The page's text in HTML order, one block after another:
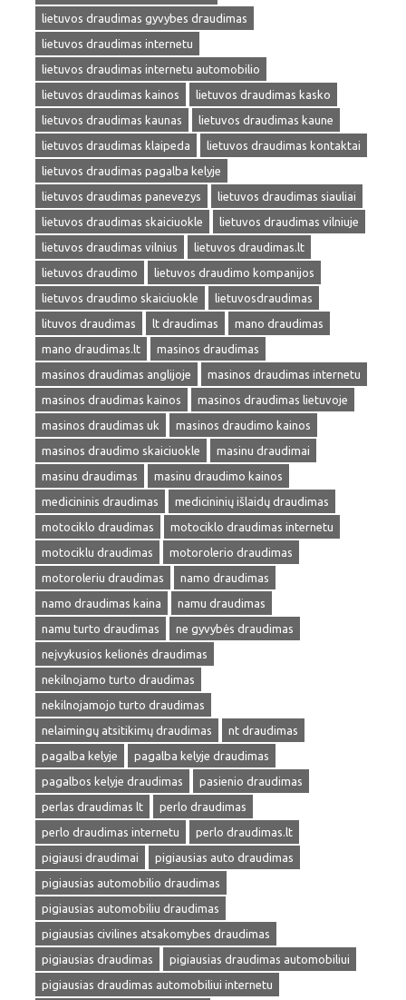
lietuvos draudimas gyvybes draudimas
lietuvos draudimas internetu
lietuvos draudimas internetu automobilio
lietuvos draudimas kainos
lietuvos draudimas kasko
lietuvos draudimas kaunas
lietuvos draudimas kaune
lietuvos draudimas klaipeda
lietuvos draudimas kontaktai
lietuvos draudimas pagalba kelyje
lietuvos draudimas panevezys
lietuvos draudimas siauliai
lietuvos draudimas skaiciuokle
lietuvos draudimas vilniuje
lietuvos draudimas vilnius
lietuvos draudimas.lt
lietuvos draudimo
lietuvos draudimo kompanijos
lietuvos draudimo skaiciuokle
lietuvosdraudimas
lituvos draudimas
lt draudimas
mano draudimas
mano draudimas.lt
masinos draudimas
masinos draudimas anglijoje
masinos draudimas internetu
masinos draudimas kainos
masinos draudimas lietuvoje
masinos draudimas uk
masinos draudimo kainos
masinos draudimo skaiciuokle
masinu draudimai
masinu draudimas
masinu draudimo kainos
medicininis draudimas
medicininių išlaidų draudimas
motociklo draudimas
motociklo draudimas internetu
motociklu draudimas
motorolerio draudimas
motoroleriu draudimas
namo draudimas
namo draudimas kaina
namu draudimas
namu turto draudimas
ne gyvybės draudimas
neįvykusios kelionės draudimas
nekilnojamo turto draudimas
nekilnojamojo turto draudimas
nelaimingų atsitikimų draudimas
nt draudimas
pagalba kelyje
pagalba kelyje draudimas
pagalbos kelyje draudimas
pasienio draudimas
perlas draudimas lt
perlo draudimas
perlo draudimas internetu
perlo draudimas.lt
pigiausi draudimai
pigiausias auto draudimas
pigiausias automobilio draudimas
pigiausias automobiliu draudimas
pigiausias civilines atsakomybes draudimas
pigiausias draudimas
pigiausias draudimas automobiliui
pigiausias draudimas automobiliui internetu